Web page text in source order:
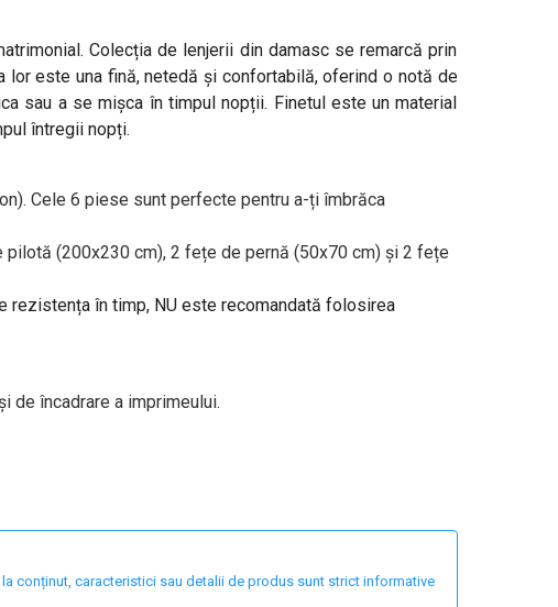
Colecția de lenjerii din damasc se remarcă prin
lor este una fină, netedă și confortabilă, oferind o notă de
sau a se mișca în timpul nopții. Finetul este un material
întregii nopți.
Cele 6 piese sunt perfecte pentru a-ți îmbrăca
(200x230 cm), 2 fețe de pernă (50x70 cm) și 2 fețe
rezistența în timp, NU este recomandată folosirea
de încadrare a imprimeului.
conținut, caracteristici sau detalii de produs sunt strict informative